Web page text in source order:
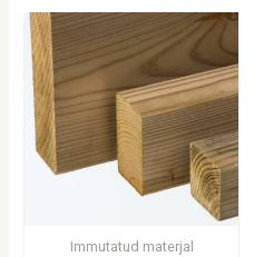
Immutatud materjal